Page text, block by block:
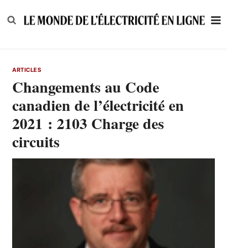
to
ARTICLES
Changements au Code
canadien de l’électricité en
2021 : 2103 Charge des
circuits